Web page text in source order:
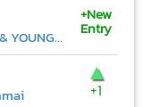
Gavin D ft.FIIXD & YOUNGOHM
+New
Entry
▲
+1